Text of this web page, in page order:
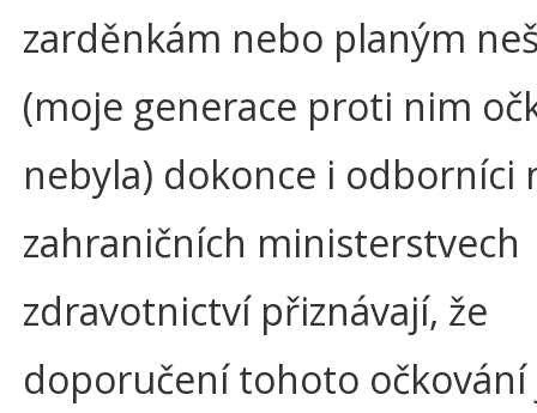
zarděnkám nebo planým
(moje generace proti nim
nebyla) dokonce i odborníci
zahraničních ministerstvech
zdravotnictví přiznávají, že
doporučení tohoto očkování